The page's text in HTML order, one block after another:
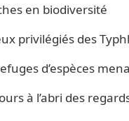
en biodiversité
privilégiés des
d’espèces
à l’abri des